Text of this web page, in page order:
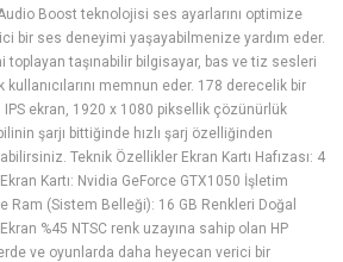
Boost teknolojisi ses ayarlarını optimize
bir ses deneyimi yaşayabilmenize yardım eder.
toplayan taşınabilir bilgisayar, bas ve tiz sesleri
memnun eder. 178 derecelik bir
IPS ekran, 1920 x 1080 piksellik çözünürlük
şarjı bittiğinde hızlı şarj özelliğinden
Teknik Özellikler Ekran Kartı Hafızası: 4
Kartı: Nvidia GeForce GTX1050 İşletim
Ram (Sistem Belleği): 16 GB Renkleri Doğal
%45 NTSC renk uzayına sahip olan HP
ve oyunlarda daha heyecan verici bir